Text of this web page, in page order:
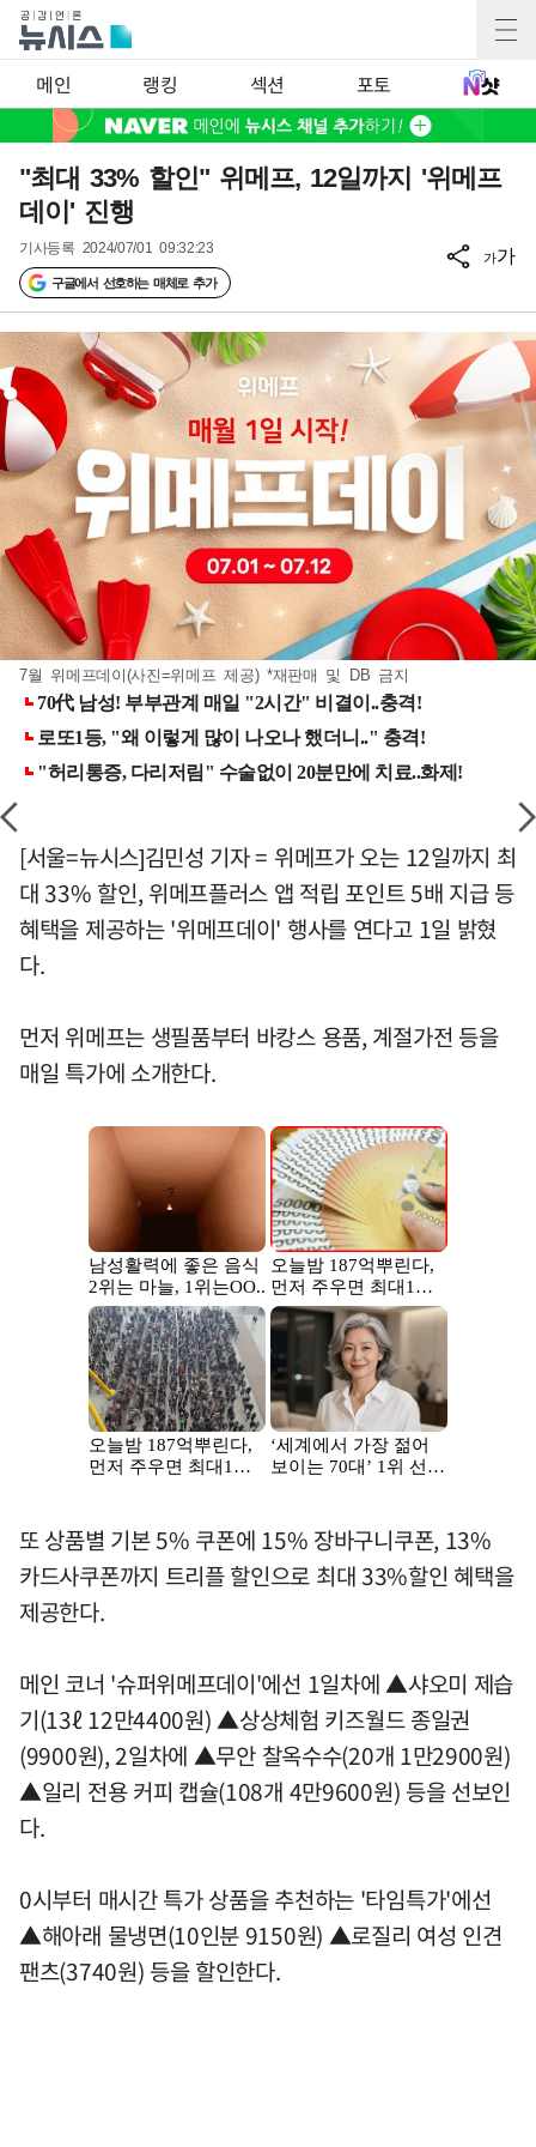
메인 랭킹 섹션 포토
"최대 33% 할인" 위메프, 12일까지 '위메프
데이' 진행
기사등록 2024/07/01 09:32:23
구글에서 선호하는 매체로 추가
가가
7월 위메프데이(사진=위메프 제공) *재판매 및 DB 금지
[서울=뉴시스]김민성 기자 = 위메프가 오는 12일까지 최
대 33% 할인, 위메프플러스 앱 적립 포인트 5배 지급 등
혜택을 제공하는 '위메프데이' 행사를 연다고 1일 밝혔
다.
먼저 위메프는 생필품부터 바캉스 용품, 계절가전 등을
매일 특가에 소개한다.
또 상품별 기본 5% 쿠폰에 15% 장바구니쿠폰, 13%
카드사쿠폰까지 트리플 할인으로 최대 33%할인 혜택을
제공한다.
메인 코너 '슈퍼위메프데이'에선 1일차에 ▲샤오미 제습
기(13ℓ 12만4400원) ▲상상체험 키즈월드 종일권
(9900원), 2일차에 ▲무안 찰옥수수(20개 1만2900원)
▲일리 전용 커피 캡슐(108개 4만9600원) 등을 선보인
다.
0시부터 매시간 특가 상품을 추천하는 '타임특가'에선
▲해아래 물냉면(10인분 9150원) ▲로질리 여성 인견
팬츠(3740원) 등을 할인한다.